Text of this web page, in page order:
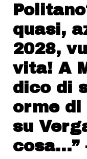
quasi,
2028,
vita! A
dico di
orme di
su
cosa…”